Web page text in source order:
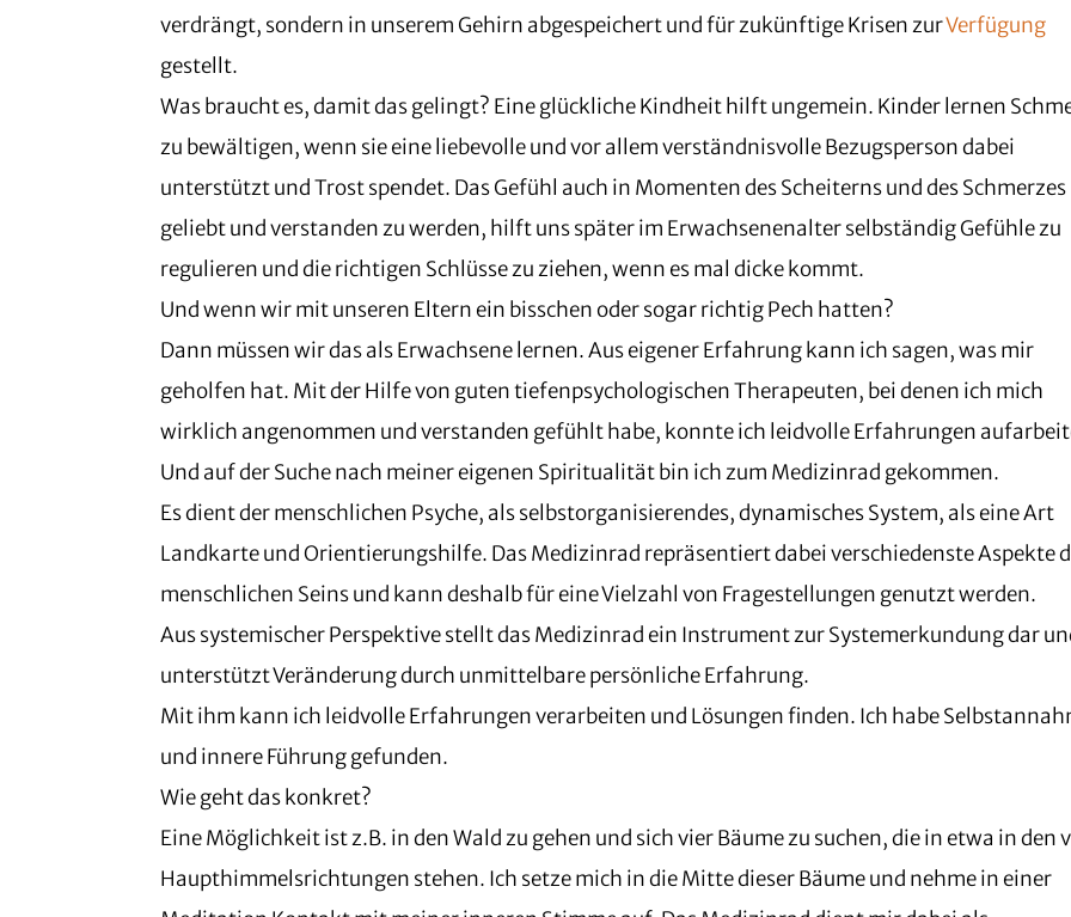
verdrängt, sondern in unserem Gehirn abgespeichert und für zukünftige Krisen zurVerfügung
gestellt.
Was braucht es, damit das gelingt? Eine glückliche Kindheit hilft ungemein. Kinder lernen
zu bewältigen, wenn sie eine liebevolle und vor allem verständnisvolle Bezugsperson dabei
unterstützt und Trost spendet. Das Gefühl auch in Momenten des Scheiterns und des Schmerzes
geliebt und verstanden zu werden, hilft uns später im Erwachsenenalter selbständig Gefühle zu
regulieren und die richtigen Schlüsse zu ziehen, wenn es mal dicke kommt.
Und wenn wir mit unseren Eltern ein bisschen oder sogar richtig Pech hatten?
Dann müssen wir das als Erwachsene lernen. Aus eigener Erfahrung kann ich sagen, was mir
geholfen hat. Mit der Hilfe von guten tiefenpsychologischen Therapeuten, bei denen ich mich
wirklich angenommen und verstanden gefühlt habe, konnte ich leidvolle Erfahrungen
Und auf der Suche nach meiner eigenen Spiritualität bin ich zum Medizinrad gekommen.
Es dient der menschlichen Psyche, als selbstorganisierendes, dynamisches System, als eine Art
Landkarte und Orientierungshilfe. Das Medizinrad repräsentiert dabei verschiedenste Aspekte
menschlichen Seins und kann deshalb für eine Vielzahl von Fragestellungen genutzt werden.
Aus systemischer Perspektive stellt das Medizinrad ein Instrument zur Systemerkundung dar
unterstützt Veränderung durch unmittelbare persönliche Erfahrung.
Mit ihm kann ich leidvolle Erfahrungen verarbeiten und Lösungen finden. Ich habe
und innere Führung gefunden.
Wie geht das konkret?
Eine Möglichkeit ist z.B. in den Wald zu gehen und sich vier Bäume zu suchen, die in etwa in den
Haupthimmelsrichtungen stehen. Ich setze mich in die Mitte dieser Bäume und nehme in einer